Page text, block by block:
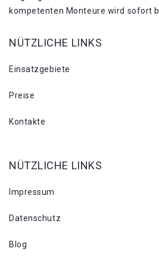
kompetenten Monteure wird sofort
NÜTZLICHE LINKS
Einsatzgebiete
Preise
Kontakte
NÜTZLICHE LINKS
Impressum
Datenschutz
Blog